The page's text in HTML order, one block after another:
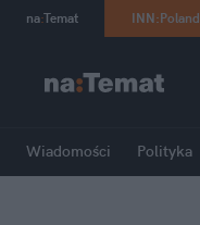
na:Temat INN:Poland
Wiadomości Polityka